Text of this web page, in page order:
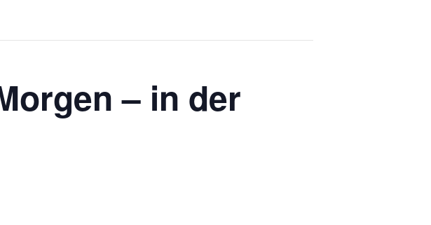
– in der